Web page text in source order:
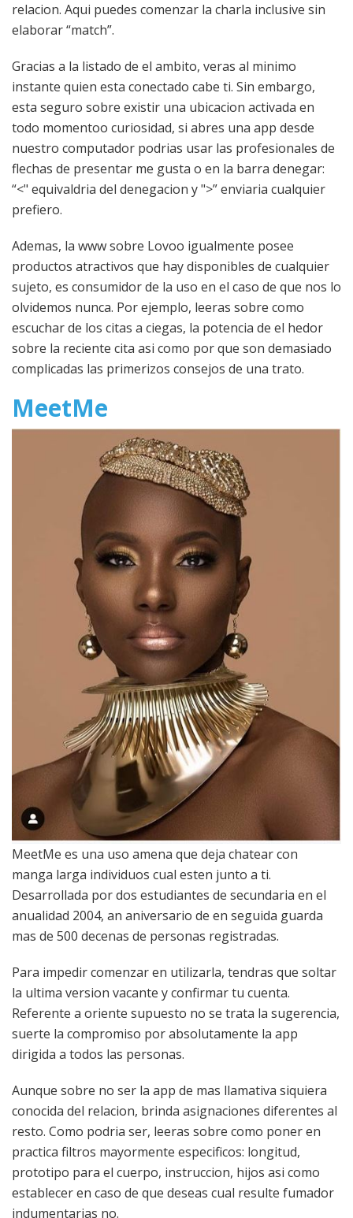
relacion. Aqui puedes comenzar la charla inclusive sin
elaborar “match”.
Gracias a la listado de el ambito, veras al minimo
instante quien esta conectado cabe ti. Sin embargo,
esta seguro sobre existir una ubicacion activada en
todo momentoo curiosidad, si abres una app desde
nuestro computador podrias usar las profesionales de
flechas de presentar me gusta o en la barra denegar:
“<" equivaldria del denegacion y ">” enviaria cualquier
prefiero.
Ademas, la www sobre Lovoo igualmente posee
productos atractivos que hay disponibles de cualquier
sujeto, es consumidor de la uso en el caso de que nos lo
olvidemos nunca. Por ejemplo, leeras sobre como
escuchar de los citas a ciegas, la potencia de el hedor
sobre la reciente cita asi como por que son demasiado
complicadas las primerizos consejos de una trato.
MeetMe
MeetMe es una uso amena que deja chatear con
manga larga individuos cual esten junto a ti.
Desarrollada por dos estudiantes de secundaria en el
anualidad 2004, an aniversario de en seguida guarda
mas de 500 decenas de personas registradas.
Para impedir comenzar en utilizarla, tendras que soltar
la ultima version vacante y confirmar tu cuenta.
Referente a oriente supuesto no se trata la sugerencia,
suerte la compromiso por absolutamente la app
dirigida a todos las personas.
Aunque sobre no ser la app de mas llamativa siquiera
conocida del relacion, brinda asignaciones diferentes al
resto. Como podria ser, leeras sobre como poner en
practica filtros mayormente especificos: longitud,
prototipo para el cuerpo, instruccion, hijos asi como
establecer en caso de que deseas cual resulte fumador
indumentarias no.